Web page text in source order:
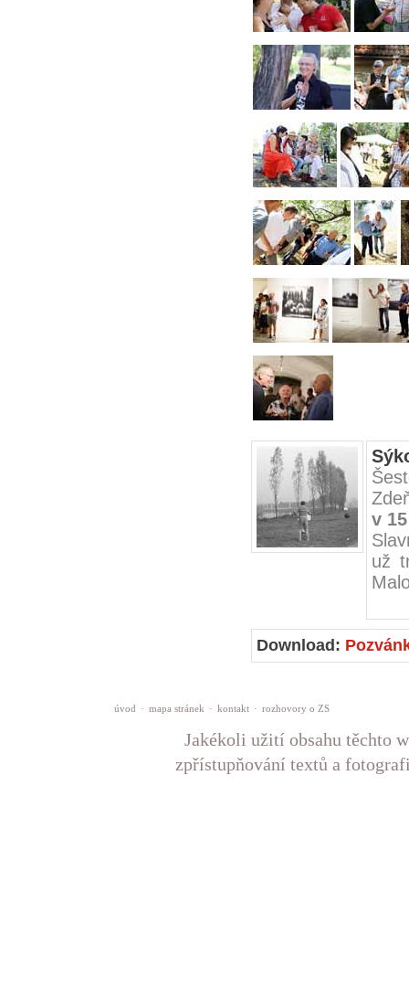
v
už
Download:
úvod · mapa stránek · kontakt · rozhovory o ZS
Jakékoli užití obsahu těchto
zpřístupňování textů a